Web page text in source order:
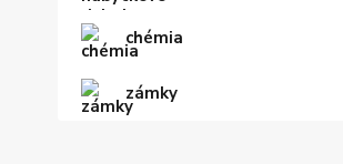
chémia
zámky